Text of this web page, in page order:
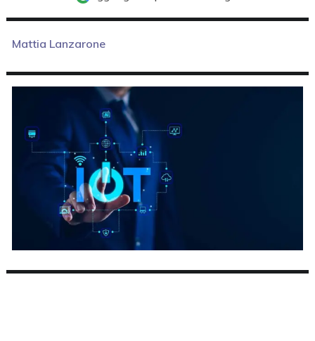
Mattia Lanzarone